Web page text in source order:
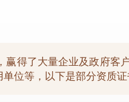
得了大量企业及政府
位等，以下是部分资质证